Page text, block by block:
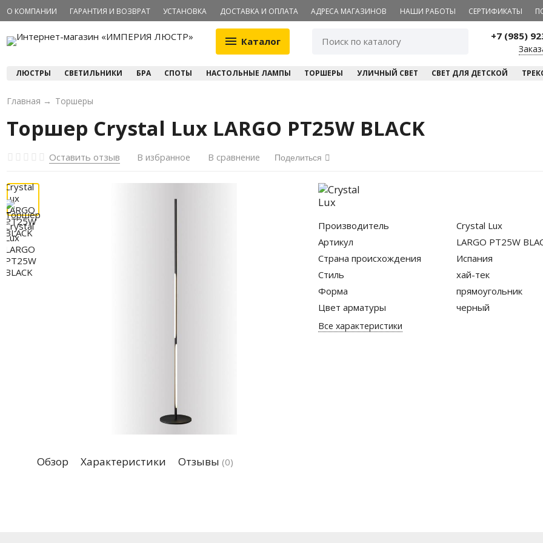
О КОМПАНИИ ГАРАНТИЯ И ВОЗВРАТ УСТАНОВКА ДОСТАВКА И ОПЛАТА АДРЕСА МАГАЗИНОВ НАШИ РАБОТЫ СЕРТИФИКАТЫ
Каталог +7 (985)
ЛЮСТРЫ СВЕТИЛЬНИКИ БРА СПОТЫ НАСТОЛЬНЫЕ ЛАМПЫ ТОРШЕРЫ УЛИЧНЫЙ СВЕТ СВЕТ ДЛЯ ДЕТСКОЙ
Главная → Торшеры
Торшер Crystal Lux LARGO PT25W BLACK
Оставить отзыв В избранное В сравнение Поделиться
Производитель
Crystal Lux
Артикул
LARGO PT25W
Страна происхождения
Испания
Стиль
хай-тек
Форма
прямоугольник
Цвет арматуры
черный
Все характеристики
Обзор Характеристики Отзывы (0)